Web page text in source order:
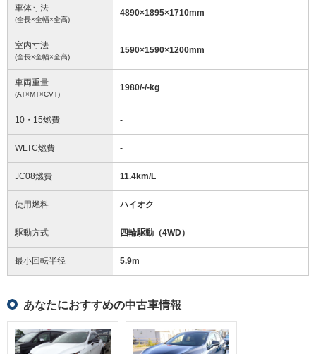
車体寸法
(全長×全幅×全高)
4890×1895×1710mm
室内寸法
(全長×全幅×全高)
1590×1590×1200mm
車両重量
(AT×MT×CVT)
1980/-/-kg
10・15燃費 -
WLTC燃費 -
JC08燃費 11.4km/L
使用燃料 ハイオク
駆動方式 四輪駆動（4WD）
最小回転半径 5.9m
あなたにおすすめの中古車情報